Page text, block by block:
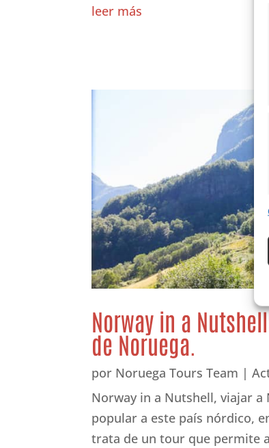
leer más
Norway in a
de Noruega.
por Noruega Tours Team |
Norway in a Nutshell, viajar a
popular a este país nórdico,
trata de un tour que permite